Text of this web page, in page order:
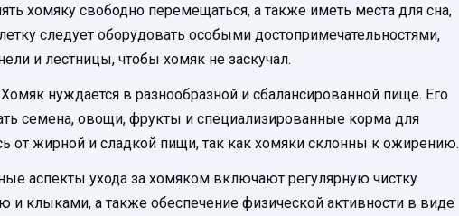
хомяку свободно перемещаться, а также иметь места для сна,
следует оборудовать особыми достопримечательностями,
и лестницы, чтобы хомяк не заскучал.
Хомяк нуждается в разнообразной и сбалансированной пище. Его
семена, овощи, фрукты и специализированные корма для
от жирной и сладкой пищи, так как хомяки склонны к ожирению.
аспекты ухода за хомяком включают регулярную чистку
и клыками, а также обеспечение физической активности в виде